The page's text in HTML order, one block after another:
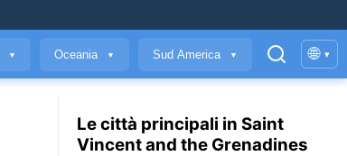
▼ Oceania ▼ Sud America ▼ 🌐 ▾
Le città principali in Saint
Vincent and the Grenadines